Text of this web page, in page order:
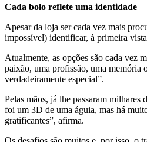
Cada bolo reflete uma identidade
Apesar da loja ser cada vez mais
impossível) identificar, à primeira
Atualmente, as opções são cada vez
paixão, uma profissão, uma memória
verdadeiramente especial”.
Pelas mãos, já lhe passaram milhares
foi um 3D de uma águia, mas há
gratificantes”, afirma.